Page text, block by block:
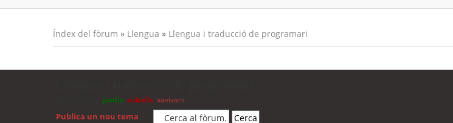
Índex del fòrum » Llengua » Llengua i traducció de programari
jordis cubells xavivars
Publica un nou tema